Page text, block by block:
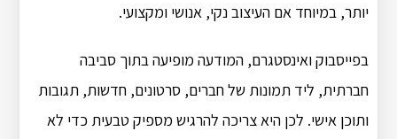
יותר, במיוחד אם העיצוב נקי, אנושי ומקצועי.
בפייסבוק ואינסטגרם, המודעה מופיעה בתוך סביבה
חברתית, ליד תמונות של חברים, סרטונים, חדשות, תגובות
ותוכן אישי. לכן היא צריכה להרגיש מספיק טבעית כדי לא